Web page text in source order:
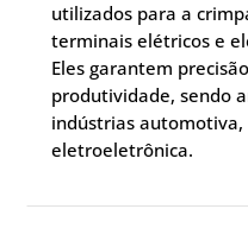
utilizados para a
terminais elétricos e
Eles garantem
produtividade, sendo
indústrias automotiva,
eletroeletrônica.